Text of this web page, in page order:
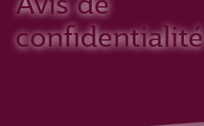
confidentialité